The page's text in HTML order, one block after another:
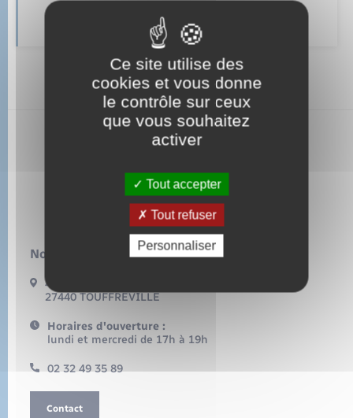
Santé
Voirie et espace public
Nous contacter :
49 rue Grande rue
27440 TOUFFREVILLE
Horaires d'ouverture :
lundi et mercredi de 17h à 19h
02 32 49 35 89
Contact
Ce site utilise des
cookies et vous donne
le contrôle sur ceux
que vous souhaitez
activer
Tout accepter
Tout refuser
Personnaliser